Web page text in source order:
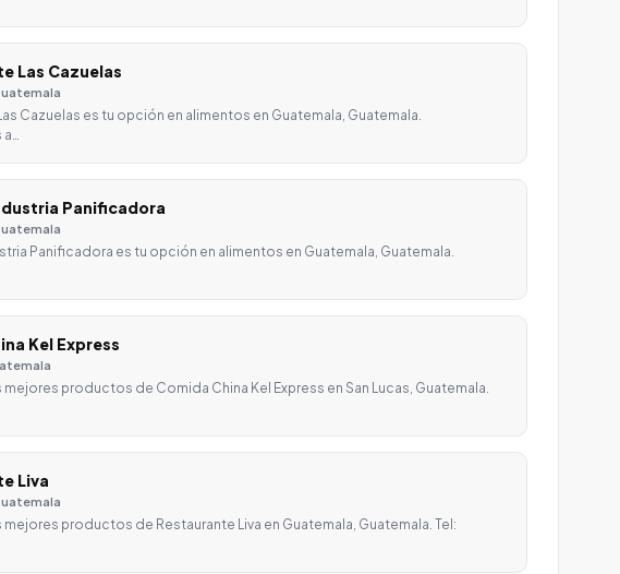
Las Cazuelas
Cazuelas es tu opción en alimentos en Guatemala, Guatemala.
Panificadora
Panificadora es tu opción en alimentos en Guatemala, Guatemala.
Kel Express
mejores productos de Comida China Kel Express en San Lucas, Guatemala.
Liva
mejores productos de Restaurante Liva en Guatemala, Guatemala. Tel: